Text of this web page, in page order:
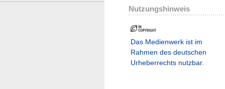
Nutzungshinweis
Das Medienwerk ist im
Rahmen des deutschen
Urheberrechts nutzbar.